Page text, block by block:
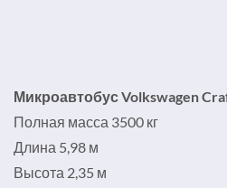
Микроавтобус Volkswagen
Полная масса 3500 кг
Длина 5,98 м
Высота 2,35 м